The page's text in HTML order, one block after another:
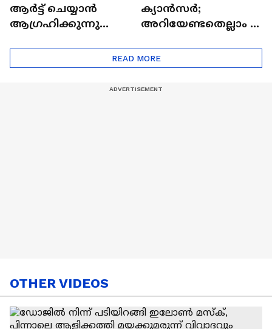
ആർട്ട് ചെയ്യാൻ
ആഗ്രഹിക്കുന്നുണ്ടോ
ട്രെൻഡിനെക്കുറിച്ച് |
Nail Art | Trends Cafe
ക്യാൻസർ;
അറിയേണ്ടതെല്ലാം |
Cancer
READ MORE
OTHER VIDEOS